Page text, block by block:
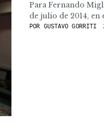
Para Fernando
de julio de 2014, en
POR GUSTAVO GORRITI